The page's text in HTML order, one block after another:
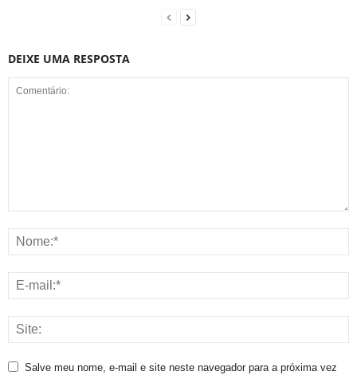
DEIXE UMA RESPOSTA
Salve meu nome, e-mail e site neste navegador para a próxima vez